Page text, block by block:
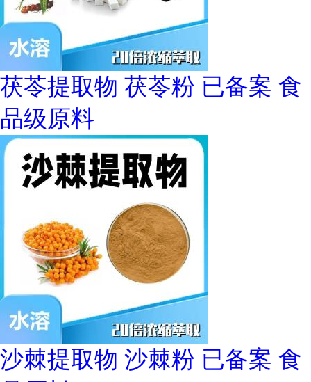
茯苓提取物 茯苓粉 已备案 食
品级原料
沙棘提取物 沙棘粉 已备案 食